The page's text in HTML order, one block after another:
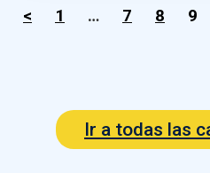
< 1 … 7 8 9
Ir a todas las